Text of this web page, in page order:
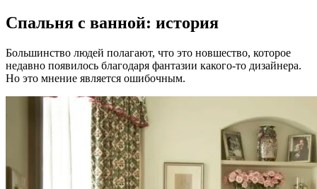
Спальня с ванной: история
Большинство людей полагают, что это новшество, которое
недавно появилось благодаря фантазии какого-то дизайнера.
Но это мнение является ошибочным.